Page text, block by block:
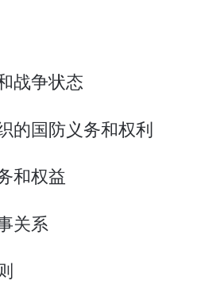
战争状态
国防义务和权利
和权益
关系